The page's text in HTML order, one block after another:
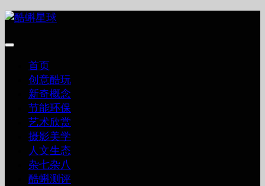
跳
内
首页
创意酷玩
新奇概念
节能环保
艺术欣赏
摄影美学
人文生态
杂七杂八
酷蝌测评